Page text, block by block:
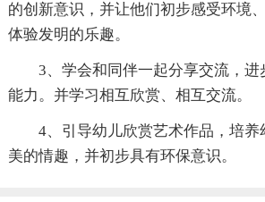
的创新意识，并让他们初步感受环境
体验发明的乐趣。
3、学会和同伴一起分享交流，进
能力。并学习相互欣赏、相互交流。
4、引导幼儿欣赏艺术作品，培养
美的情趣，并初步具有环保意识。